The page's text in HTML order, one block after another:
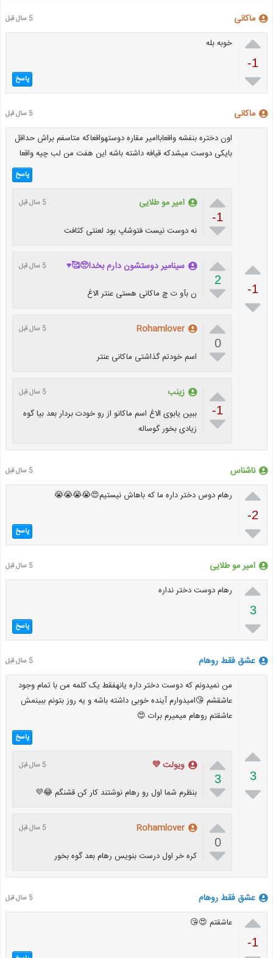
ماکانی 5 سال قبل

-1

خوبه بله
پاسخ
ماکانی 5 سال قبل

-1

اون دختره بنفشه واقعاباامیر مقاره دوستهواقعاکه متاسفم براش حداقل
بایکی دوست میشدکه قیافه داشته باشه این هفت من لب چیه واقعا
پاسخ

-1

امیر مو طلایی 5 سال قبل
نه دوست نیست فتوشاپ بود لعنتی کثافت

2

سینامیر دوستشون دارم بخدا🥺🥰♥️ 5 سال قبل
ن بآو ت چ ماکانی هستی عنتر الاغ

0

Rohamlover 5 سال قبل
اسم خودتم گذاشتی ماکانی عنتر

-1

زینب 5 سال قبل
ببین یابوی الاغ اسم ماکانو از رو خودت بردار بعد بیا گوه
زیادی بخور گوساله
ناشناس 5 سال قبل

-2

رهام دوس دختر داره ما که باهاش نیستیم😍😭😭😭😭
پاسخ
امیر مو طلایی 5 سال قبل

3

رهام دوست دختر نداره
پاسخ
عشق فقط روهام 5 سال قبل

3

من نمیدونم که دوست دختر داره یانهفقط یک کلمه من با تمام وجود
عاشقشم 😘امیدوارم آینده خوبی داشته باشه و یه روز بتونم ببینمش
عاشقتم روهام میمیرم برات 😍
پاسخ

3

ویولت 💜 5 سال قبل
بنظرم شما اول رو رهام نوشتند کار کن قشنگم 😂💜

0

Rohamlover 5 سال قبل
کره خر اول درست بنویس رهام بعد گوه بخور
عشق فقط روهام 5 سال قبل

-1
عاشقتم 😍😘